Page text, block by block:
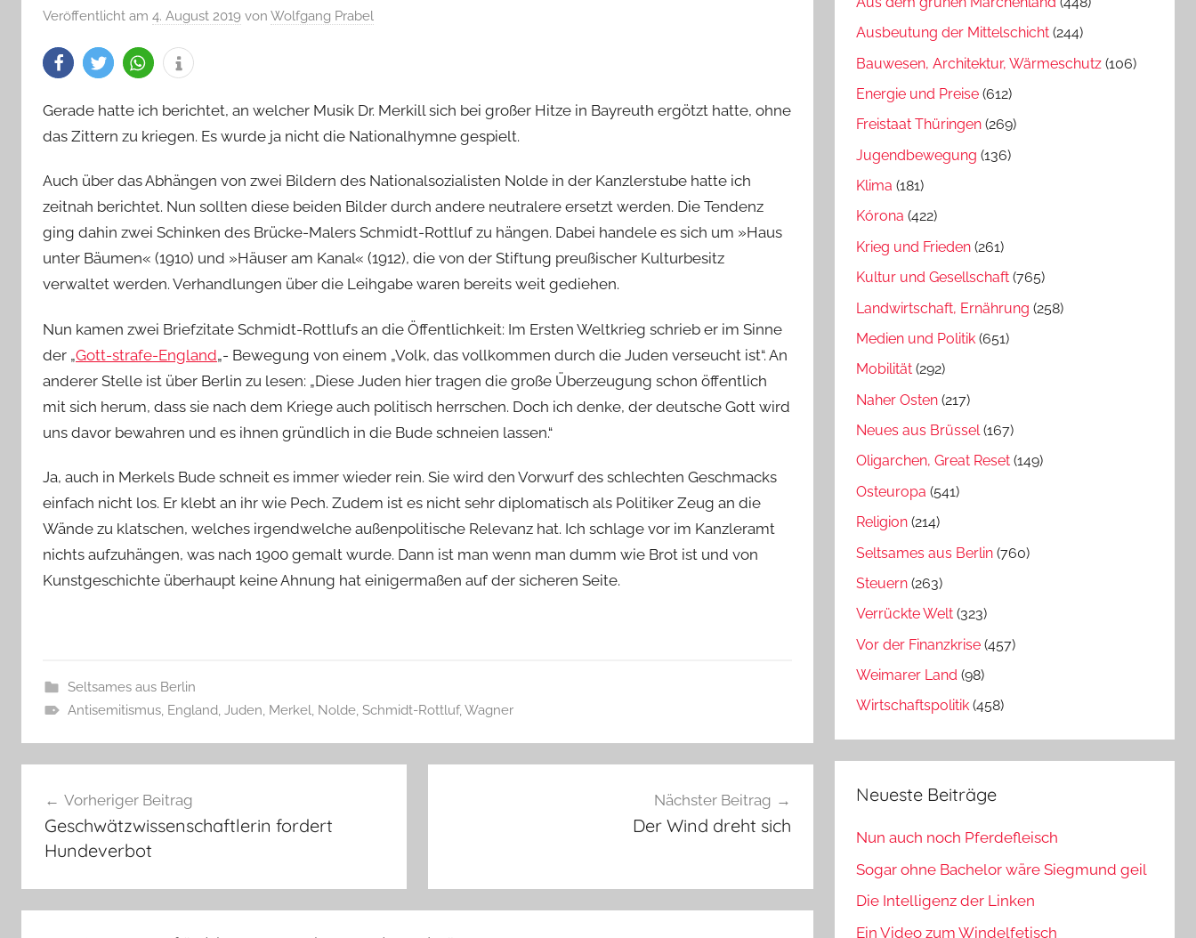
Veröffentlicht am 4. August 2019 von Wolfgang Prabel
Gerade hatte ich berichtet, an welcher Musik Dr. Merkill sich bei großer Hitze in Bayreuth ergötzt hatte, ohne
das Zittern zu kriegen. Es wurde ja nicht die Nationalhymne gespielt.
Auch über das Abhängen von zwei Bildern des Nationalsozialisten Nolde in der Kanzlerstube hatte ich
zeitnah berichtet. Nun sollten diese beiden Bilder durch andere neutralere ersetzt werden. Die Tendenz
ging dahin zwei Schinken des Brücke-Malers Schmidt-Rottluf zu hängen. Dabei handele es sich um »Haus
unter Bäumen« (1910) und »Häuser am Kanal« (1912), die von der Stiftung preußischer Kulturbesitz
verwaltet werden. Verhandlungen über die Leihgabe waren bereits weit gediehen.
Nun kamen zwei Briefzitate Schmidt-Rottlufs an die Öffentlichkeit: Im Ersten Weltkrieg schrieb er im Sinne
der „Gott-strafe-England„- Bewegung von einem „Volk, das vollkommen durch die Juden verseucht ist“. An
anderer Stelle ist über Berlin zu lesen: „Diese Juden hier tragen die große Überzeugung schon öffentlich
mit sich herum, dass sie nach dem Kriege auch politisch herrschen. Doch ich denke, der deutsche Gott wird
uns davor bewahren und es ihnen gründlich in die Bude schneien lassen.“
Ja, auch in Merkels Bude schneit es immer wieder rein. Sie wird den Vorwurf des schlechten Geschmacks
einfach nicht los. Er klebt an ihr wie Pech. Zudem ist es nicht sehr diplomatisch als Politiker Zeug an die
Wände zu klatschen, welches irgendwelche außenpolitische Relevanz hat. Ich schlage vor im Kanzleramt
nichts aufzuhängen, was nach 1900 gemalt wurde. Dann ist man wenn man dumm wie Brot ist und von
Kunstgeschichte überhaupt keine Ahnung hat einigermaßen auf der sicheren Seite.
Seltsames aus Berlin
Antisemitismus, England, Juden, Merkel, Nolde, Schmidt-Rottluf,Wagner
Vorheriger Beitrag
Geschwätzwissenschaftlerin fordert
Hundeverbot
Nächster Beitrag
Der Wind dreht sich
Ausbeutung der Mittelschicht (244)
Bauwesen, Architektur, Wärmeschutz (106)
Energie und Preise (612)
Freistaat Thüringen (269)
Jugendbewegung (136)
Klima (181)
Kórona (422)
Krieg und Frieden (261)
Kultur und Gesellschaft (765)
Landwirtschaft, Ernährung (258)
Medien und Politik (651)
Mobilität (292)
Naher Osten (217)
Neues aus Brüssel(167)
Oligarchen, Great Reset (149)
Osteuropa (541)
Religion (214)
Seltsames aus Berlin (760)
Steuern (263)
Verrückte Welt (323)
Vor der Finanzkrise (457)
Weimarer Land (98)
Wirtschaftspolitik (458)
Neueste Beiträge
Nun auch noch Pferdefleisch
Sogar ohne Bachelor wäre Siegmund geil
Die Intelligenz der Linken
Ein Video zum Windelfetisch